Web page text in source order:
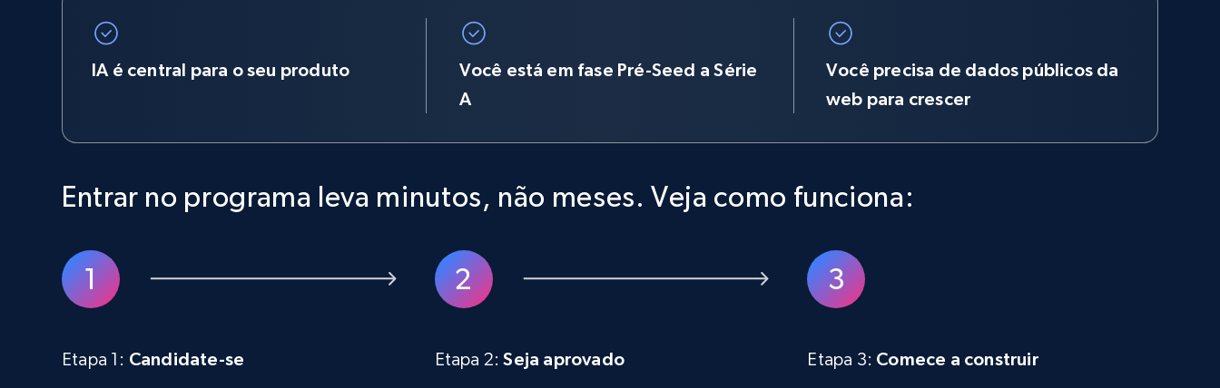
IA é central para o seu produto
Você está em fase Pré-Seed a Série
A
Você precisa de dados públicos da
web para crescer
Entrar no programa leva minutos, não meses. Veja como funciona:
Etapa 1: Candidate-se Etapa 2:Seja aprovado Etapa 3: Comece a construir